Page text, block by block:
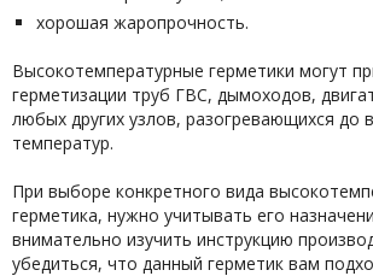
хорошая жаропрочность.
Высокотемпературные герметики могут
герметизации труб ГВС, дымоходов,
любых других узлов, разогревающихся до
температур.
При выборе конкретного вида
герметика, нужно учитывать его
внимательно изучить инструкцию
убедиться, что данный герметик вам